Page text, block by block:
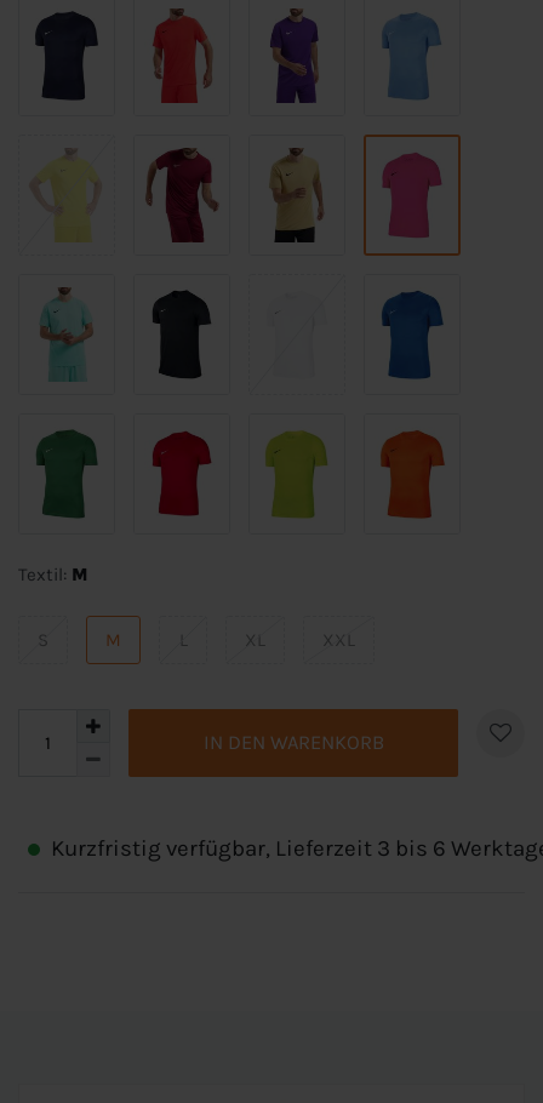
Textil: M
S M XL XXL
IN DEN WARENKORB
Kurzfristig verfügbar, Lieferzeit 3 bis 6